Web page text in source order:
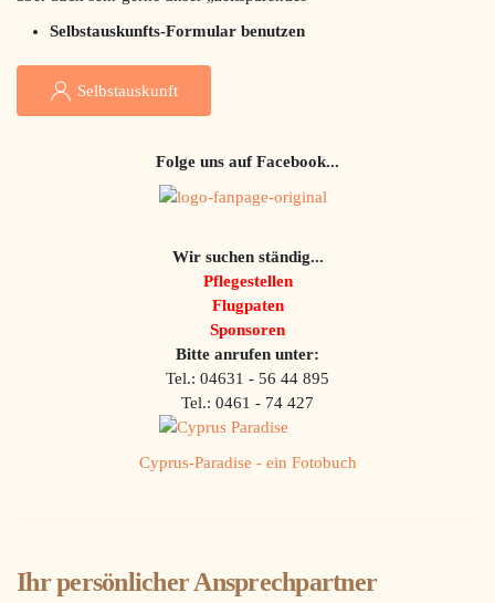
Selbstauskunfts-Formular benutzen
Selbstauskunft
Folge uns auf Facebook...
Wir suchen ständig...
Pflegestellen
Flugpaten
Sponsoren
Bitte anrufen unter:
Tel.: 04631 - 56 44 895
Tel.: 0461 - 74 427
Cyprus-Paradise - ein Fotobuch
Ihr persönlicher Ansprechpartner